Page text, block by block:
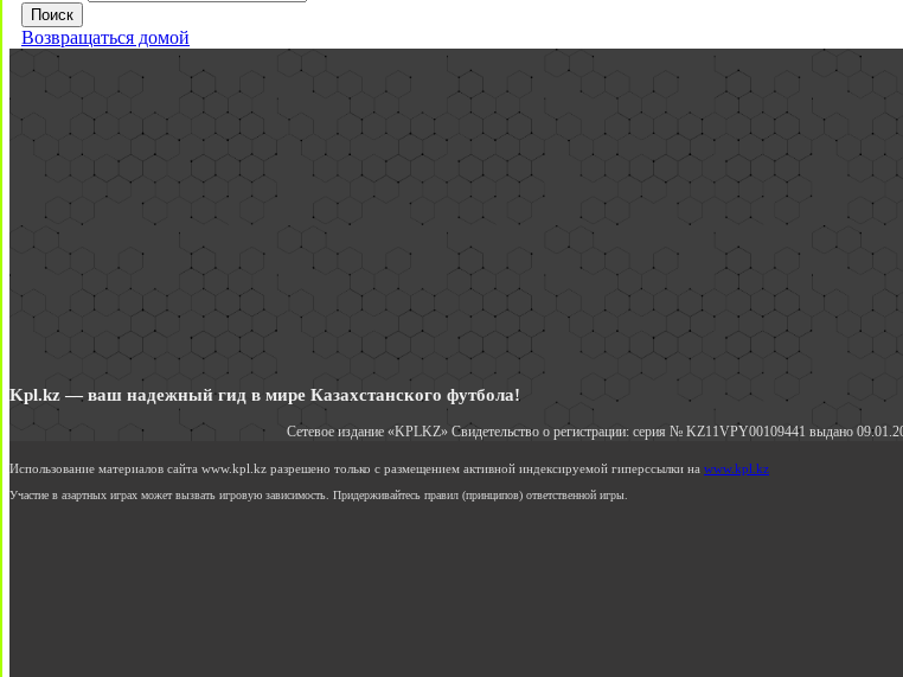
Возвращаться домой
Kpl.kz — ваш надежный гид в мире Казахстанского футбола!
Сетевое издание «KPLKZ» Свидетельство о регистрации: серия № KZ11VPY00109441 выдано
Использование материалов сайта www.kpl.kz разрешено только с размещением активной индексируемой гиперссылки на www.kpl.kz
Участие в азартных играх может вызвать игровую зависимость. Придерживайтесь правил (принципов) ответственной игры.